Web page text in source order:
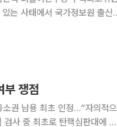
는 사태에서 국가정보원 출신
히겠
부 쟁점
소권 남용 최초 인정…“자의적으